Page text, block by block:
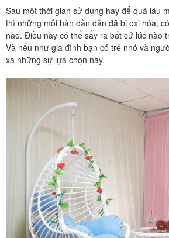
Sau một thời gian sử dụng hay để quá lâu
thì những mối hàn dần dần đã bị oxi hóa,
nào. Điều này có thể sẩy ra bất cứ lúc nào
Và nếu như gia đình bạn có trẻ nhỏ và
xa những sự lựa chọn này.